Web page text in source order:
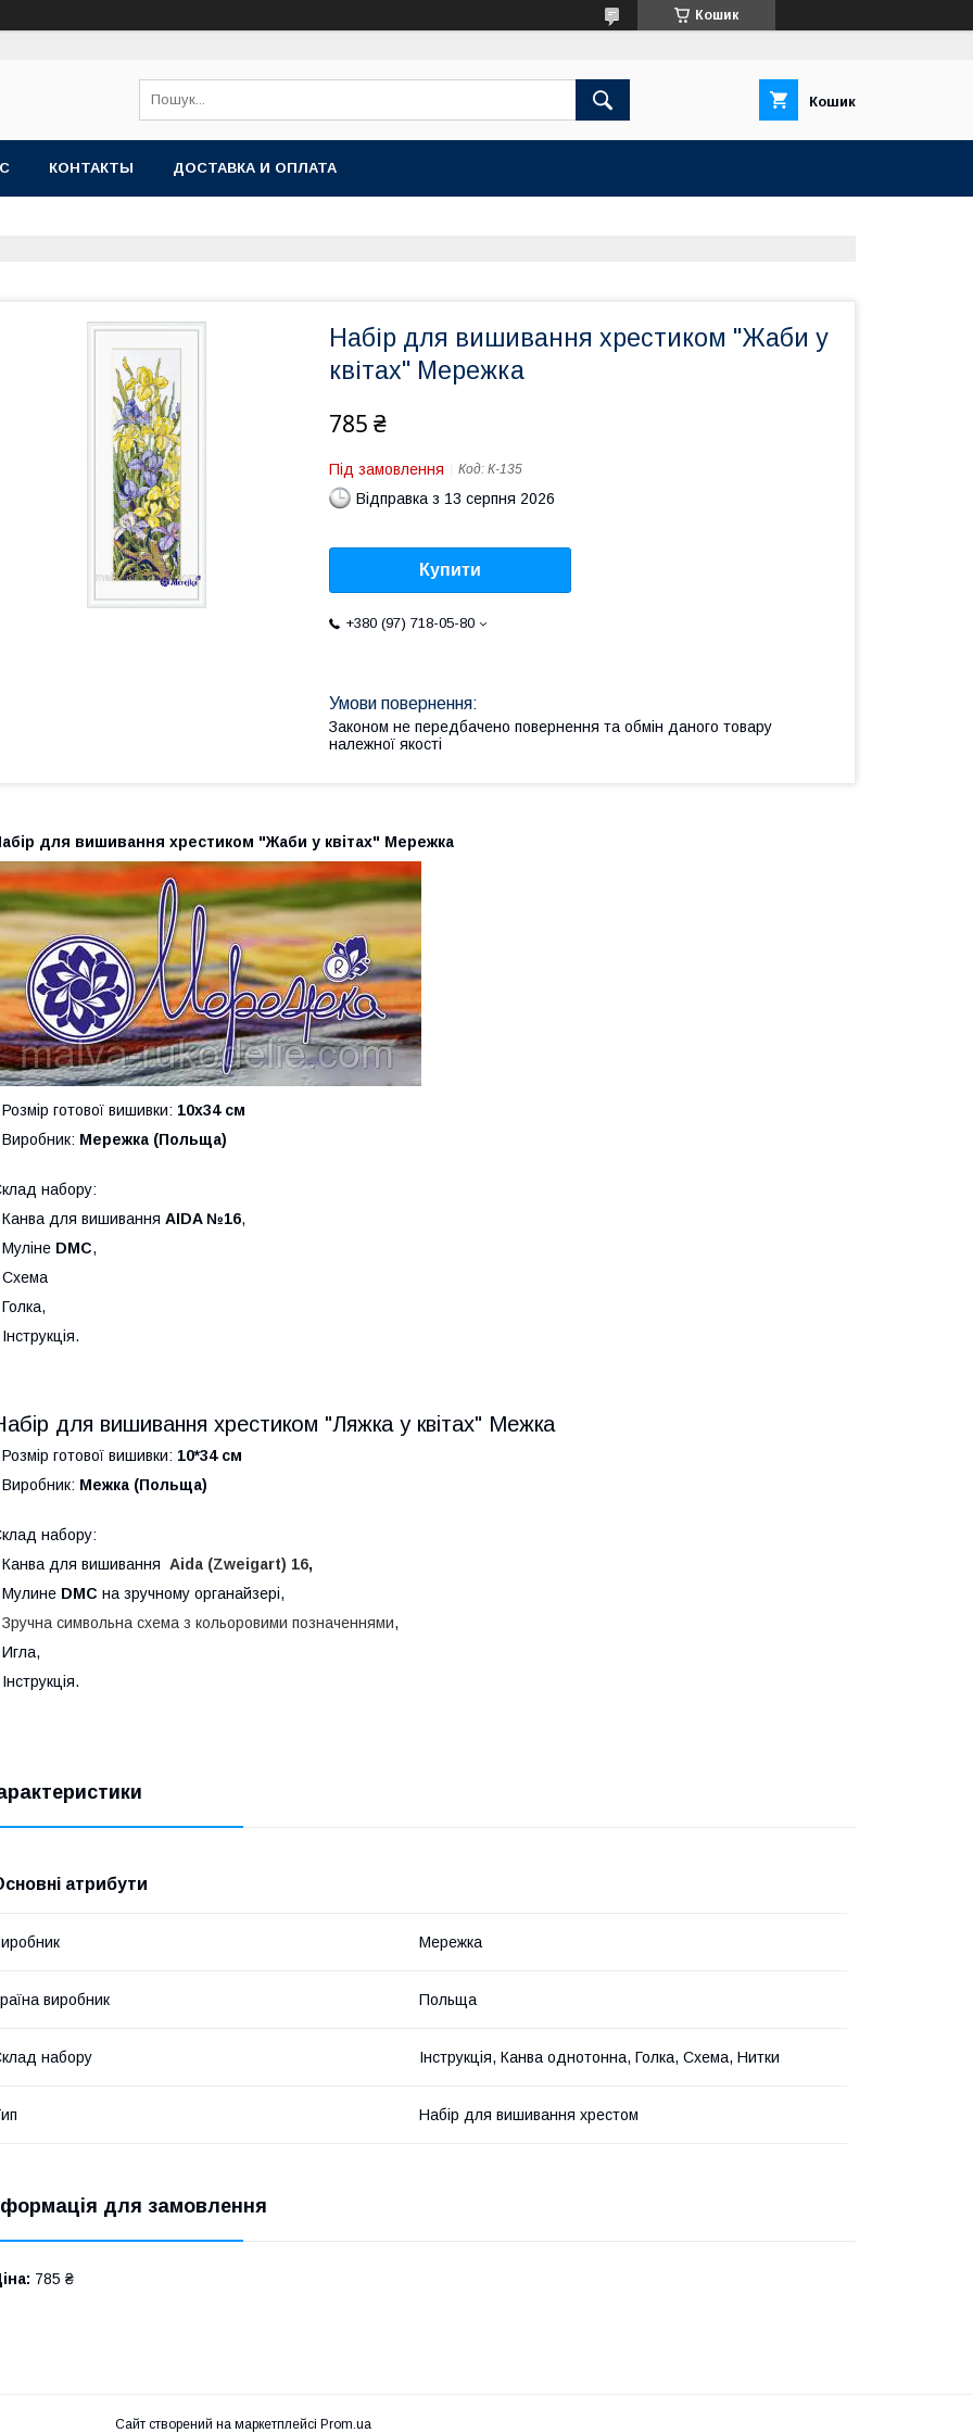
Кошик
Кошик
КОНТАКТЫ ДОСТАВКА И ОПЛАТА
Набір для вишивання хрестиком "Жаби у
квітах" Мережка
785 ₴
Під замовлення Код: К-135
Відправка з 13 серпня 2026
Купити
+380 (97) 718-05-80
Законом не передбачено повернення та обмін даного товару
належної якості
для вишивання хрестиком "Жаби у квітах" Мережка
Розмір готової вишивки: 10х34 см
Виробник: Мережка (Польща)
набору:
Канва для вишивання AIDA №16,
Муліне DMC,
Схема
Голка,
Інструкція.
для вишивання хрестиком "Ляжка у квітах" Межка
Розмір готової вишивки: 10*34 см
Виробник: Межка (Польща)
набору:
Канва для вишивання Aida (Zweigart) 16,
Мулине DMC на зручному органайзері,
Зручна символьна схема з кольоровими позначеннями,
Игла,
Інструкція.
атрибути
Мережка
виробник Польща
набору Інструкція, Канва однотонна, Голка, Схема, Нитки
Набір для вишивання хрестом
для замовлення
785 ₴
Сайт створений на маркетплейсі Prom.ua